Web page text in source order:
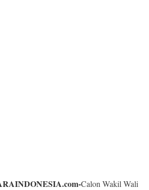
Calon Wakil Wali